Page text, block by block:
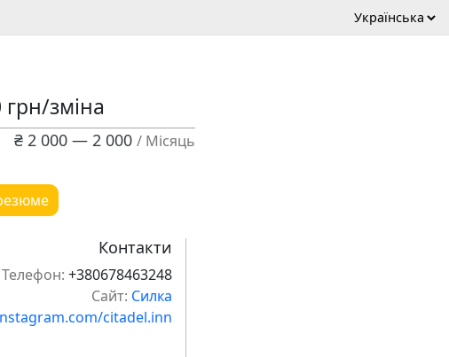
зміна
₴ 2 000 — 2 000 / Місяць
Контакти
Телефон: +380678463248
Сайт: Силка
citadel.inn